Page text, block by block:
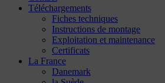
Téléchargements
Fiches techniques
Instructions de montage
Exploitation et maintenance
Certificats
La France
Danemark